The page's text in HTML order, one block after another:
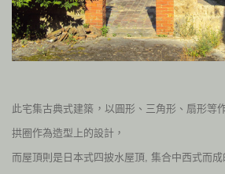
此宅集古典式建築，以圓形、三角形、扇形等
拱圈作為造型上的設計，
而屋頂則是日本式四披水屋頂, 集合中西式而